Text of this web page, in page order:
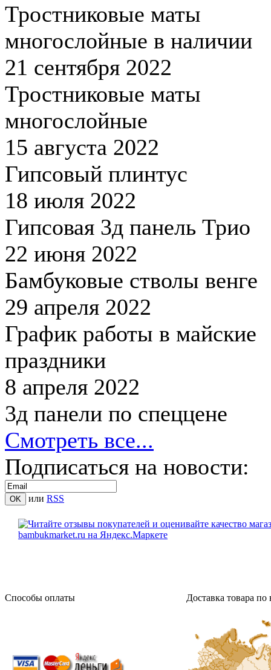
Тростниковые маты
многослойные в наличии
21 сентября 2022
Тростниковые маты
многослойные
15 августа 2022
Гипсовый плинтус
18 июля 2022
Гипсовая 3д панель Трио
22 июня 2022
Бамбуковые стволы венге
29 апреля 2022
График работы в майские
праздники
8 апреля 2022
3д панели по спеццене
Смотреть все...
Подписаться на новости:
или RSS
Способы оплаты Доставка товара по